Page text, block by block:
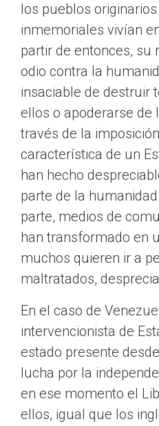
los pueblos
inmemoriales vivían
partir de entonces, su
odio contra la
insaciable de destruir
ellos o apoderarse de
través de la
característica de un
han hecho
parte de la
parte, medios de
han transformado en
muchos quieren ir a
maltratados,
En el caso de
intervencionista de
estado presente
lucha por la
en ese momento el
ellos, igual que los